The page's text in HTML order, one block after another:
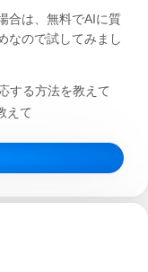
合は、無料でAIに質
なので試してみまし
する方法を教えて
えて